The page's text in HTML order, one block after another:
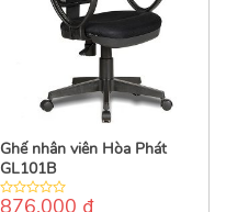
Ghế nhân viên Hòa Phát
GL101B
0
876.000 ₫